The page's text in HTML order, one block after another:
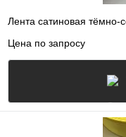
Лента сатиновая
Цена по запросу